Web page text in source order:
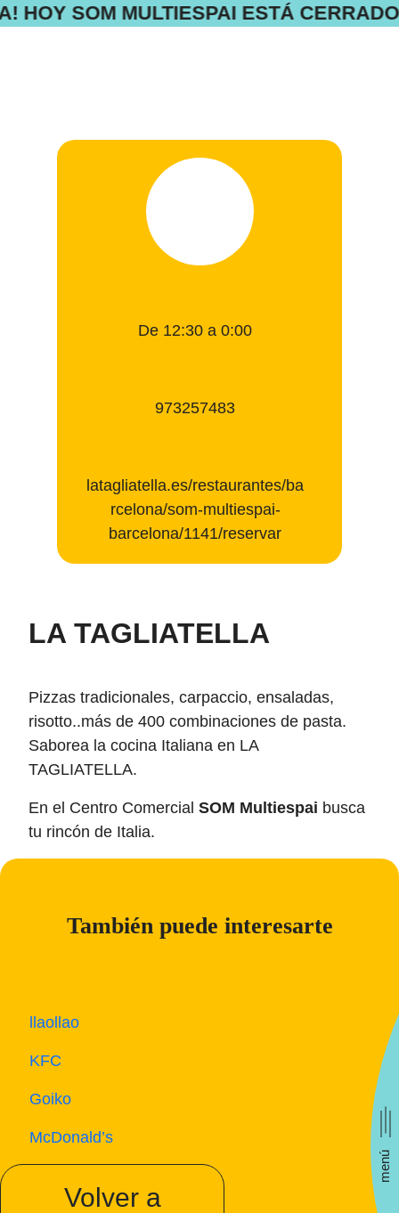
HOY SOM MULTIESPAI ESTÁ
menú
De 12:30 a 0:00
973257483
latagliatella.es/restaurantes/ba
rcelona/som-multiespai-
barcelona/1141/reservar
LA TAGLIATELLA
Pizzas tradicionales, carpaccio, ensaladas,
risotto..más de 400 combinaciones de pasta.
Saborea la cocina Italiana en LA
TAGLIATELLA.
En el Centro Comercial SOM Multiespai busca
tu rincón de Italia.
También puede interesarte
llaollao
KFC
Goiko
McDonald’s
Volver a